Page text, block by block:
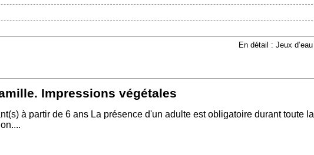
En détail : Jeux d’eau
Impressions végétales
à partir de 6 ans La présence d'un adulte est obligatoire durant toute la